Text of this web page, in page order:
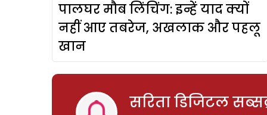
पालघर मौब लिंचिंग: इन्हें याद क्यों
नहीं आए तबरेज, अखलाक और पहलू
खान
सरिता डिजिटल